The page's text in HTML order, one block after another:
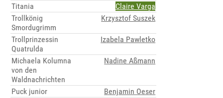
Titania
Claire Varga
Trollkönig
Smordugrimm
Krzysztof Suszek
Trollprinzessin
Quatrulda
Izabela Pawletko
Michaela Kolumna
von den
Waldnachrichten
Nadine Aßmann
Puck junior
Benjamin Oeser